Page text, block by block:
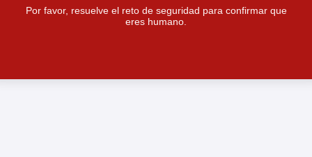
Por favor, resuelve el reto de seguridad para confirmar que
eres humano.